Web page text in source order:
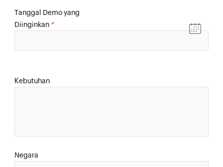
Tanggal Demo yang
Diinginkan *
Kebutuhan
Negara